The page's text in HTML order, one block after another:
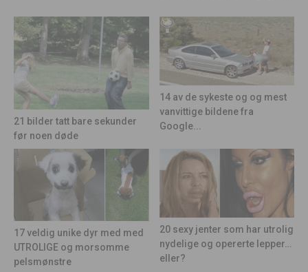
21 bilder tatt bare sekunder
før noen døde
14 av de sykeste og og mest
vanvittige bildene fra
Google...
17 veldig unike dyr med med
UTROLIGE og morsomme
pelsmønstre
20 sexy jenter som har utrolig
nydelige og opererte lepper…
eller?